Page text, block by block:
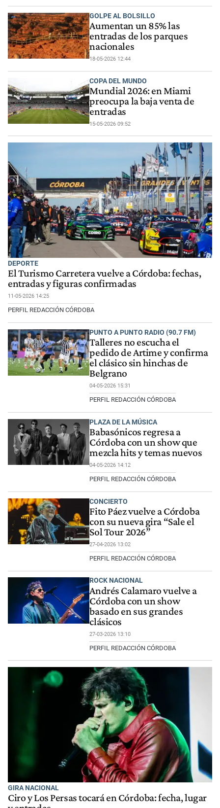
GOLPE AL BOLSILLO
Aumentan un 85% las
entradas de los parques
nacionales
18-05-2026 12:44
COPA DEL MUNDO
Mundial 2026: en Miami
preocupa la baja venta de
entradas
15-05-2026 09:52
DEPORTE
El Turismo Carretera vuelve a Córdoba: fechas,
entradas y figuras confirmadas
11-05-2026 14:25
PERFIL REDACCIÓN CÓRDOBA
PUNTO A PUNTO RADIO (90.7 FM)
Talleres no escucha el
pedido de Artime y confirma
el clásico sin hinchas de
Belgrano
04-05-2026 15:31
PERFIL REDACCIÓN CÓRDOBA
PLAZA DE LA MÚSICA
Babasónicos regresa a
Córdoba con un show que
mezcla hits y temas nuevos
04-05-2026 14:12
PERFIL REDACCIÓN CÓRDOBA
CONCIERTO
Fito Páez vuelve a Córdoba
con su nueva gira “Sale el
Sol Tour 2026”
27-04-2026 13:02
PERFIL REDACCIÓN CÓRDOBA
ROCK NACIONAL
Andrés Calamaro vuelve a
Córdoba con un show
basado en sus grandes
clásicos
27-03-2026 13:10
PERFIL REDACCIÓN CÓRDOBA
GIRA NACIONAL
Ciro y Los Persas tocará en Córdoba: fecha, lugar